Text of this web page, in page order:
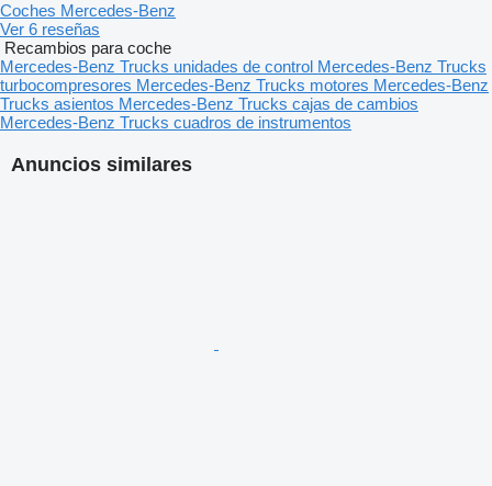
Anuncios similares
Coches Mercedes-Benz
Ver 6 reseñas
Recambios para coche
Mercedes-Benz Trucks unidades de control Mercedes-Benz Trucks
turbocompresores Mercedes-Benz Trucks motores Mercedes-Benz
Trucks asientos Mercedes-Benz Trucks cajas de cambios
Mercedes-Benz Trucks cuadros de instrumentos